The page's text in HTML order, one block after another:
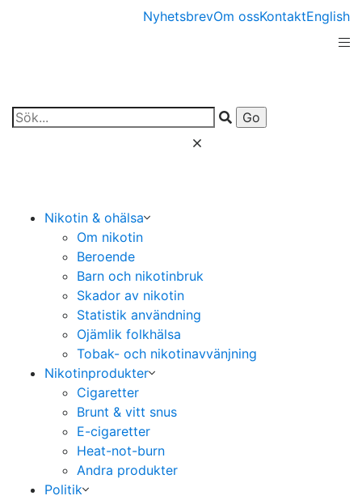
NyhetsbrevOm ossKontaktEnglish
Nikotin & ohälsa
Om nikotin
Beroende
Barn och nikotinbruk
Skador av nikotin
Statistik användning
Ojämlik folkhälsa
Tobak- och nikotinavvänjning
Nikotinprodukter
Cigaretter
Brunt & vitt snus
E-cigaretter
Heat-not-burn
Andra produkter
Politik